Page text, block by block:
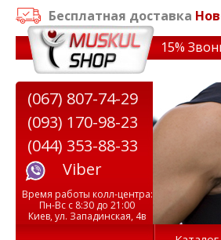
Бесплатная доставка
на тренажеры до 15% Звони!
(067) 807-74-29
(093) 170-98-23
(044) 353-88-33
Viber
Время работы колл-центра:
Пн-Вс с 8:30 до 21:00
Киев, ул. Западинская, 4в